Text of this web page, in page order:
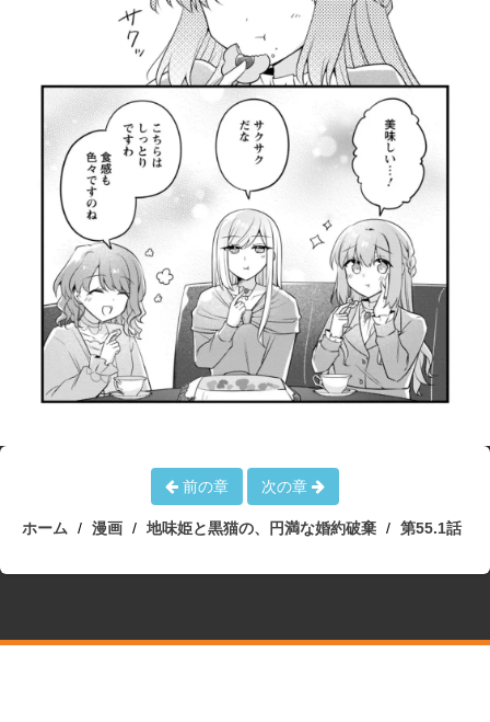
前の章 次の章
ホーム 漫画 地味姫と黒猫の、円満な婚約破棄 第55.1話